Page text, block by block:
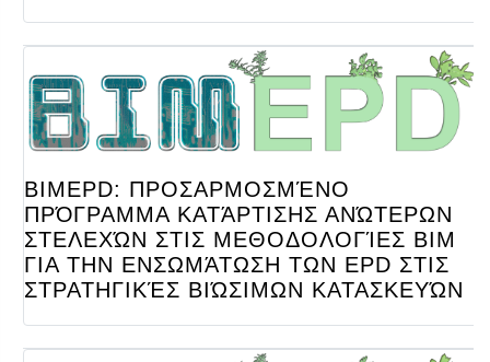
BIMEPD: ΠΡΟΣΑΡΜΟΣΜΈΝΟ
ΠΡΌΓΡΑΜΜΑ ΚΑΤΆΡΤΙΣΗΣ ΑΝΏΤΕΡΩΝ
ΣΤΕΛΕΧΏΝ ΣΤΙΣ ΜΕΘΟΔΟΛΟΓΊΕΣ BIM
ΓΙΑ ΤΗΝ ΕΝΣΩΜΆΤΩΣΗ ΤΩΝ EPD ΣΤΙΣ
ΣΤΡΑΤΗΓΙΚΈΣ ΒΙΏΣΙΜΩΝ ΚΑΤΑΣΚΕΥΏΝ